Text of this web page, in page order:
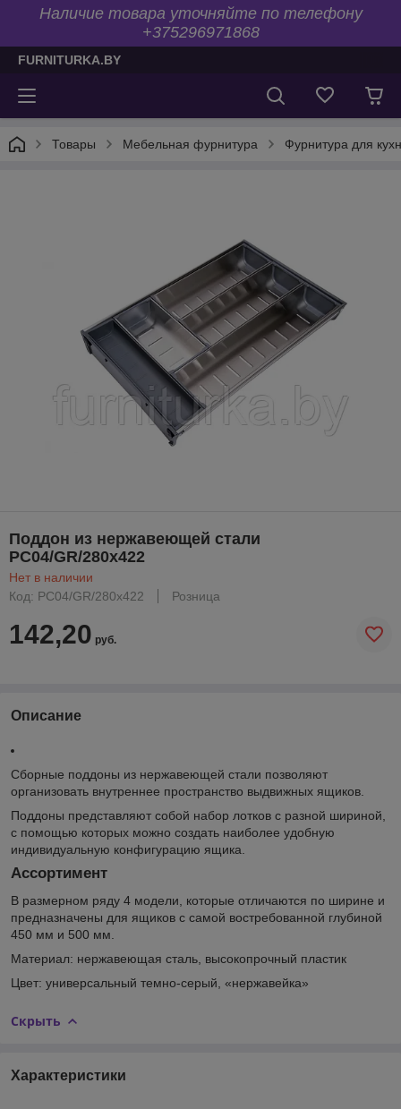
Наличие товара уточняйте по телефону
+375296971868
FURNITURKA.BY
Товары Мебельная фурнитура Фурнитура для
Поддон из нержавеющей стали
PC04/GR/280x422
Нет в наличии
Код: PC04/GR/280x422
Розница
142,20 руб.
Описание
Сборные поддоны из нержавеющей стали позволяют
организовать внутреннее пространство выдвижных ящиков.
Поддоны представляют собой набор лотков с разной шириной,
с помощью которых можно создать наиболее удобную
индивидуальную конфигурацию ящика.
Ассортимент
В размерном ряду 4 модели, которые отличаются по ширине и
предназначены для ящиков с самой востребованной глубиной
450 мм и 500 мм.
Материал: нержавеющая сталь, высокопрочный пластик
Цвет: универсальный темно-серый, «нержавейка»
Скрыть
Характеристики